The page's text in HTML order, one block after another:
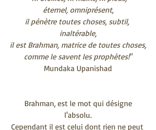
éternel, omniprésent,
il pénètre toutes choses, subtil,
inaltérable,
il est Brahman, matrice de toutes choses,
comme le savent les prophètes!"
Mundaka Upanishad
l'absolu.
Cependant il est celui dont rien ne peut